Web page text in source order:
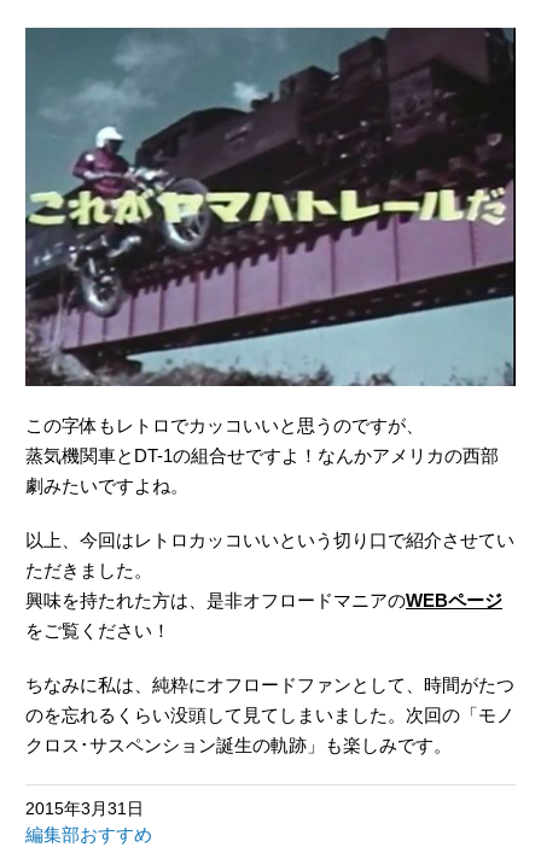
この字体もレトロでカッコいいと思うのですが、
蒸気機関車とDT-1の組合せですよ！なんかアメリカの西部
劇みたいですよね。
以上、今回はレトロカッコいいという切り口で紹介させてい
ただきました。
興味を持たれた方は、是非オフロードマニアのWEBページ
をご覧ください！
ちなみに私は、純粋にオフロードファンとして、時間がたつ
のを忘れるくらい没頭して見てしまいました。次回の「モノ
クロス･サスペンション誕生の軌跡」も楽しみです。
2015年3月31日
編集部おすすめ